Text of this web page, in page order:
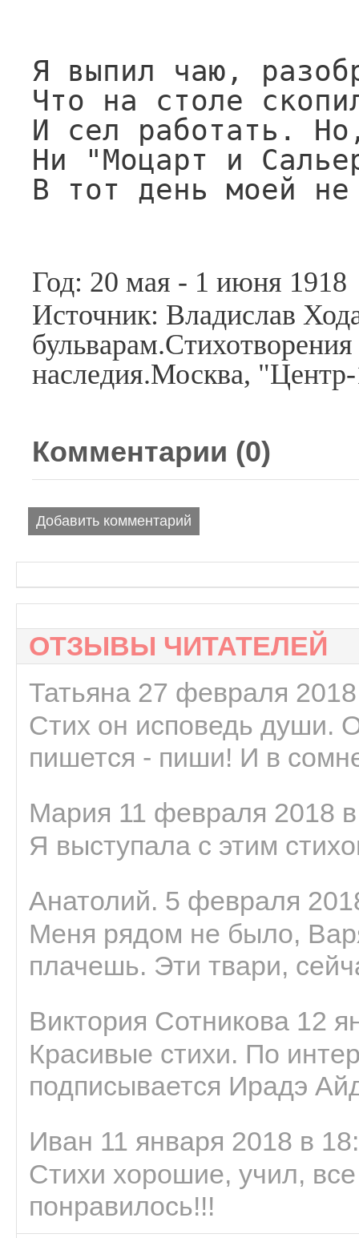
Я выпил чаю,
Что на столе
И сел работать.
Ни "Моцарт и
В тот день моей
Год: 20 мая - 1 июня 1918
Источник: Владислав
наследия.Москва,
Комментарии (0)
Добавить комментарий
ОТЗЫВЫ ЧИТАТЕЛЕЙ
Татьяна 27 февраля
Стих он исповедь души.
пишется - пиши! И в
Мария 11 февраля 2018
Я выступала с этим
Анатолий. 5 февраля
Меня рядом не было,
плачешь. Эти твари,
Виктория Сотникова 12
Красивые стихи. По
подписывается Ирадэ
Иван 11 января 2018 в
Стихи хорошие, учил,
понравилось!!!